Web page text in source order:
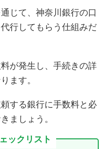
じて、神奈川銀行の口
行してもらう仕組みだ
が発生し、手続きの詳
ます。
する銀行に手数料と必
ましょう。
ックリスト